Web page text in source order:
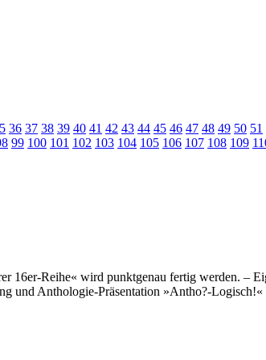
36 37 38 39 40 41 42 43 44 45 46 47 48 49 50 51
99 100 101 102 103 104 105 106 107 108 109
16er-Reihe« wird punktgenau fertig werden. –
und Anthologie-Präsentation »Antho?-